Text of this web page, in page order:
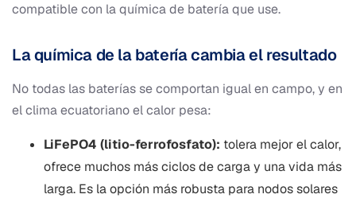
compatible con la química de batería que use.
La química de la batería cambia el resultado
No todas las baterías se comportan igual en campo, y en
el clima ecuatoriano el calor pesa:
LiFePO4 (litio-ferrofosfato): tolera mejor el calor,
ofrece muchos más ciclos de carga y una vida más
larga. Es la opción más robusta para nodos solares